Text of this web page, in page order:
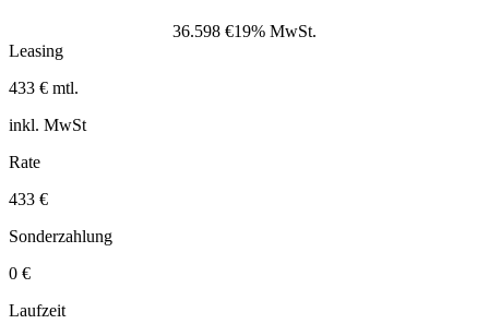
36.598 €19% MwSt.
Leasing
433 € mtl.
inkl. MwSt
Rate
433 €
Sonderzahlung
0 €
Laufzeit